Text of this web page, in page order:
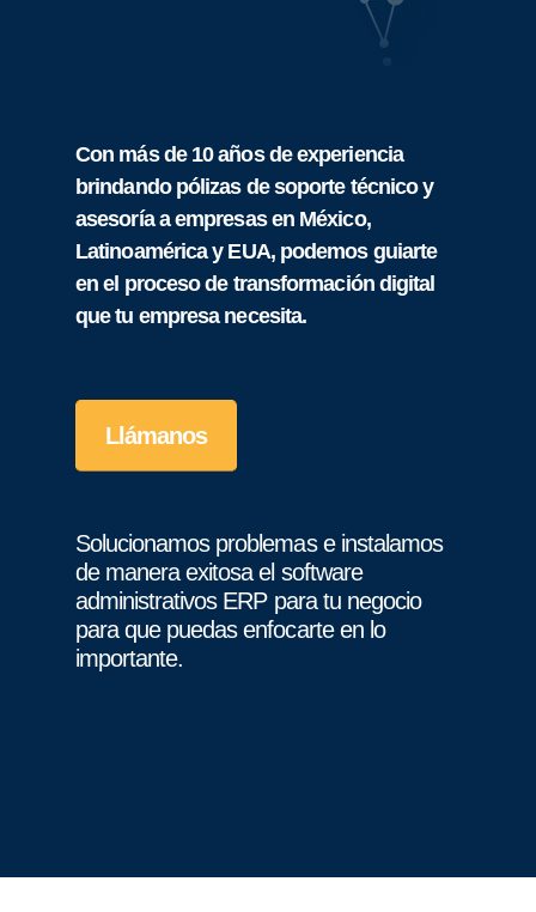
Con más de 10 años de experiencia
brindando pólizas de soporte técnico y
asesoría a empresas en México,
Latinoamérica y EUA, podemos guiarte
en el proceso de transformación digital
que tu empresa necesita.
Llámanos
Solucionamos problemas e instalamos
de manera exitosa el software
administrativos ERP para tu negocio
para que puedas enfocarte en lo
importante.